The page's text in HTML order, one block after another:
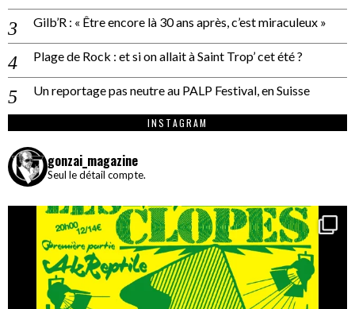
Gilb’R : « Être encore là 30 ans après, c’est miraculeux »
Plage de Rock : et si on allait à Saint Trop’ cet été ?
Un reportage pas neutre au PALP Festival, en Suisse
INSTAGRAM
gonzai_magazine
Seul le détail compte.